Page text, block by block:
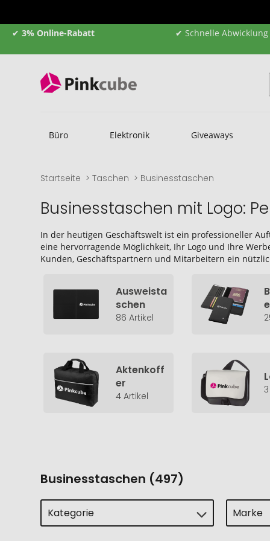
✔ 3% Online-Rabatt ✔ Schnelle Abwicklung
Büro Elektronik Giveaways
Startseite Taschen Businesstaschen
Businesstaschen mit Logo:
In der heutigen Geschäftswelt ist ein professioneller
eine hervorragende Möglichkeit, Ihr Logo und Ihre
Kunden, Geschäftspartnern und Mitarbeitern ein
Ausweista
schen
86 Artikel
Aktenkoff
er
4 Artikel
Businesstaschen (497)
Kategorie Marke